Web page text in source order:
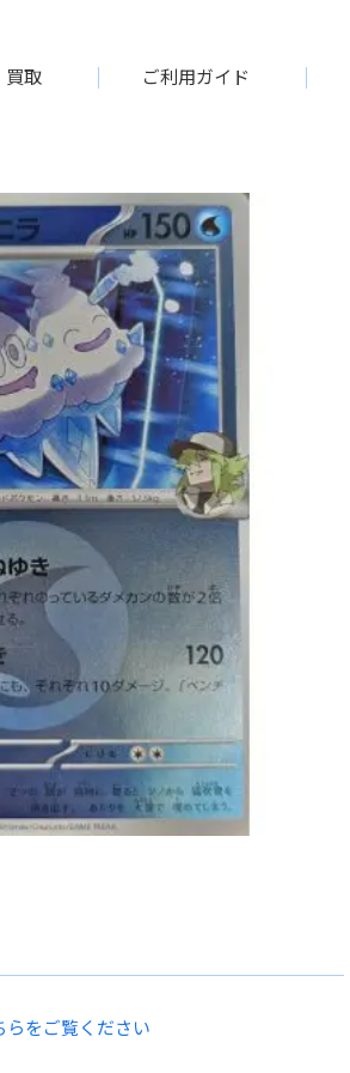
買取 ご利用ガイド
らをご覧ください